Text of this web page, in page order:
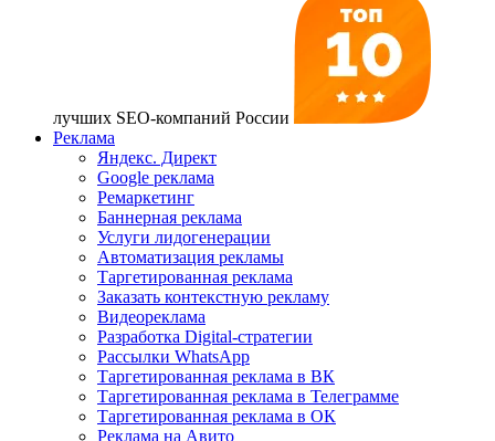
лучших SEO-компаний России
Реклама
Яндекс. Директ
Google реклама
Ремаркетинг
Баннерная реклама
Услуги лидогенерации
Автоматизация рекламы
Таргетированная реклама
Заказать контекстную рекламу
Видеореклама
Разработка Digital-стратегии
Рассылки WhatsApp
Таргетированная реклама в ВК
Таргетированная реклама в Телеграмме
Таргетированная реклама в ОК
Реклама на Авито